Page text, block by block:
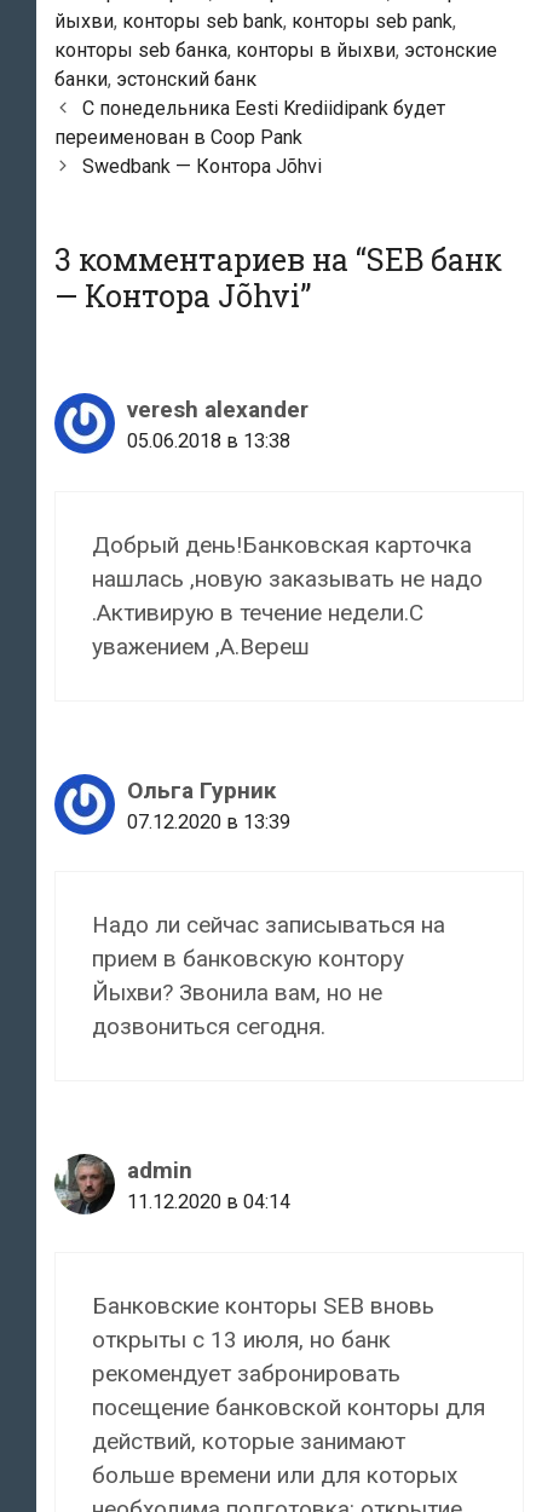
йыхви, конторы seb bank, конторы seb pank,
конторы seb банка, конторы в йыхви, эстонские
банки, эстонский банк
Навигация
по
записям
С понедельника Eesti Krediidipank будет
переименован в Coop Pank
Swedbank — Контора Jõhvi
3 комментариев на “SEB банк
— Контора Jõhvi”
veresh alexander
05.06.2018 в 13:38
Добрый день!Банковская карточка
нашлась ,новую заказывать не надо
.Активирую в течение недели.С
уважением ,А.Вереш
Ольга Гурник
07.12.2020 в 13:39
Надо ли сейчас записываться на
прием в банковскую контору
Йыхви? Звонила вам, но не
дозвониться сегодня.
admin
11.12.2020 в 04:14
Банковские конторы SEB вновь
открыты с 13 июля, но банк
рекомендует забронировать
посещение банковской конторы для
действий, которые занимают
больше времени или для которых